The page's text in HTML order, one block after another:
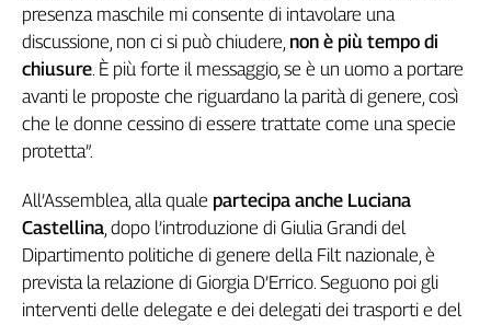
Cerca
Contatti
La
redazione
Newsletter
presenza maschile mi consente di intavolare una
discussione, non ci si può chiudere, non è più tempo di
chiusure. È più forte il messaggio, se è un uomo a portare
avanti le proposte che riguardano la parità di genere, così
che le donne cessino di essere trattate come una specie
protetta”.
All’Assemblea, alla quale partecipa anche Luciana
Castellina, dopo l’introduzione di Giulia Grandi del
Dipartimento politiche di genere della Filt nazionale, è
prevista la relazione di Giorgia D’Errico. Seguono poi gli
interventi delle delegate e dei delegati dei trasporti e del